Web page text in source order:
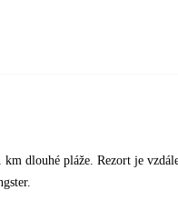
dlouhé pláže. Rezort je